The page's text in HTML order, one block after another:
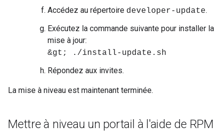
Accédez au répertoire developer-update.
Exécutez la commande suivante pour installer la
mise à jour:
&gt; ./install-update.sh
Répondez aux invites.
La mise à niveau est maintenant terminée.
Mettre à niveau un portail à l'aide de RPM